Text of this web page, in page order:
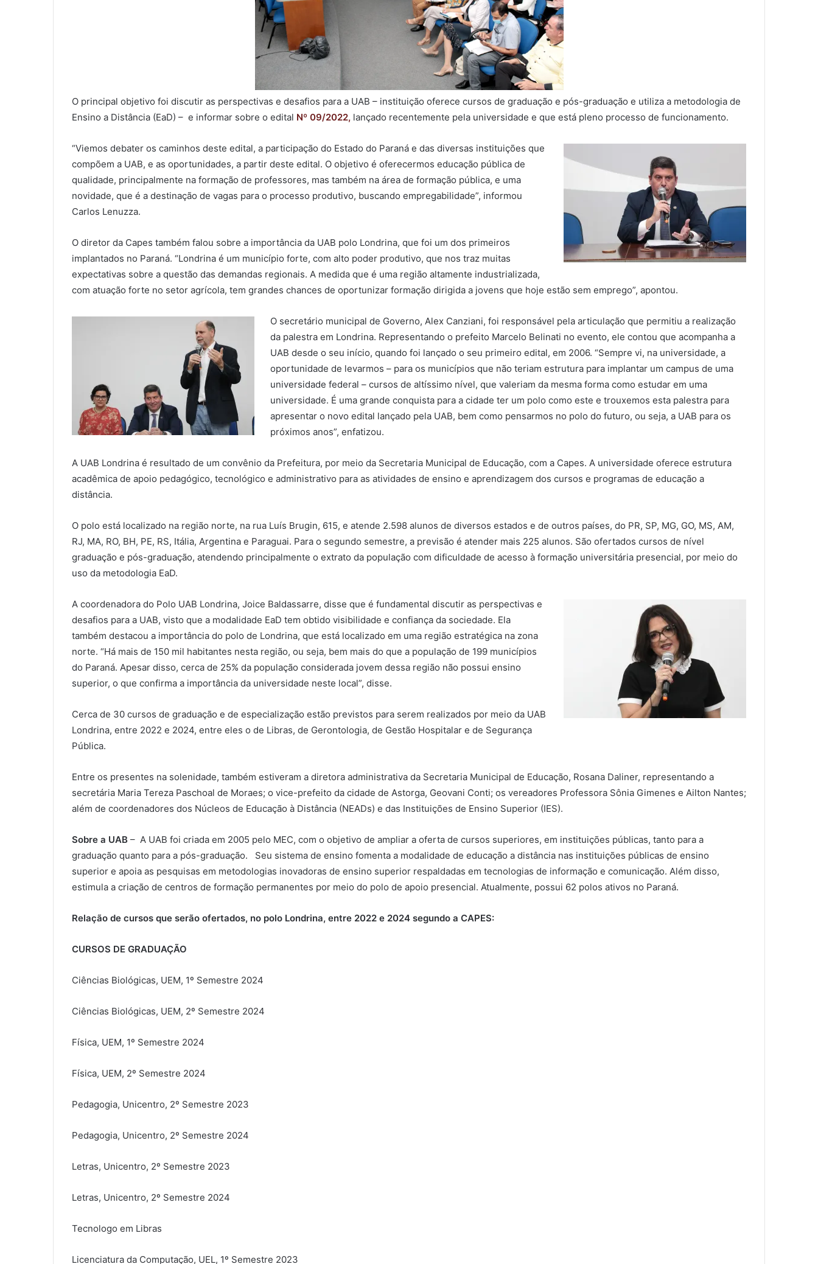
O principal objetivo foi discutir as perspectivas e desafios para a UAB – instituição oferece cursos de graduação e pós-graduação e utiliza a metodologia de
Ensino a Distância (EaD) – e informar sobre o edital Nº 09/2022, lançado recentemente pela universidade e que está pleno processo de funcionamento.
“Viemos debater os caminhos deste edital, a participação do Estado do Paraná e das diversas instituições que
compõem a UAB, e as oportunidades, a partir deste edital. O objetivo é oferecermos educação pública de
qualidade, principalmente na formação de professores, mas também na área de formação pública, e uma
novidade, que é a destinação de vagas para o processo produtivo, buscando empregabilidade”, informou
Carlos Lenuzza.
O diretor da Capes também falou sobre a importância da UAB polo Londrina, que foi um dos primeiros
implantados no Paraná. “Londrina é um município forte, com alto poder produtivo, que nos traz muitas
expectativas sobre a questão das demandas regionais. A medida que é uma região altamente industrializada,
com atuação forte no setor agrícola, tem grandes chances de oportunizar formação dirigida a jovens que hoje estão sem emprego”, apontou.
O secretário municipal de Governo, Alex Canziani, foi responsável pela articulação que permitiu a realização
da palestra em Londrina. Representando o prefeito Marcelo Belinati no evento, ele contou que acompanha a
UAB desde o seu início, quando foi lançado o seu primeiro edital, em 2006. “Sempre vi, na universidade, a
oportunidade de levarmos – para os municípios que não teriam estrutura para implantar um campus de uma
universidade federal – cursos de altíssimo nível, que valeriam da mesma forma como estudar em uma
universidade. É uma grande conquista para a cidade ter um polo como este e trouxemos esta palestra para
apresentar o novo edital lançado pela UAB, bem como pensarmos no polo do futuro, ou seja, a UAB para os
próximos anos”, enfatizou.
A UAB Londrina é resultado de um convênio da Prefeitura, por meio da Secretaria Municipal de Educação, com a Capes. A universidade oferece estrutura
acadêmica de apoio pedagógico, tecnológico e administrativo para as atividades de ensino e aprendizagem dos cursos e programas de educação a
distância.
O polo está localizado na região norte, na rua Luís Brugin, 615, e atende 2.598 alunos de diversos estados e de outros países, do PR, SP, MG, GO, MS, AM,
RJ, MA, RO, BH, PE, RS, Itália, Argentina e Paraguai. Para o segundo semestre, a previsão é atender mais 225 alunos. São ofertados cursos de nível
graduação e pós-graduação, atendendo principalmente o extrato da população com dificuldade de acesso à formação universitária presencial, por meio do
uso da metodologia EaD.
A coordenadora do Polo UAB Londrina, Joice Baldassarre, disse que é fundamental discutir as perspectivas e
desafios para a UAB, visto que a modalidade EaD tem obtido visibilidade e confiança da sociedade. Ela
também destacou a importância do polo de Londrina, que está localizado em uma região estratégica na zona
norte. “Há mais de 150 mil habitantes nesta região, ou seja, bem mais do que a população de 199 municípios
do Paraná. Apesar disso, cerca de 25% da população considerada jovem dessa região não possui ensino
superior, o que confirma a importância da universidade neste local”, disse.
Cerca de 30 cursos de graduação e de especialização estão previstos para serem realizados por meio da UAB
Londrina, entre 2022 e 2024, entre eles o de Libras, de Gerontologia, de Gestão Hospitalar e de Segurança
Pública.
Entre os presentes na solenidade, também estiveram a diretora administrativa da Secretaria Municipal de Educação, Rosana Daliner, representando a
secretária Maria Tereza Paschoal de Moraes; o vice-prefeito da cidade de Astorga, Geovani Conti; os vereadores Professora Sônia Gimenes e Ailton Nantes;
além de coordenadores dos Núcleos de Educação à Distância (NEADs) e das Instituições de Ensino Superior (IES).
Sobre a UAB – A UAB foi criada em 2005 pelo MEC, com o objetivo de ampliar a oferta de cursos superiores, em instituições públicas, tanto para a
graduação quanto para a pós-graduação. Seu sistema de ensino fomenta a modalidade de educação a distância nas instituições públicas de ensino
superior e apoia as pesquisas em metodologias inovadoras de ensino superior respaldadas em tecnologias de informação e comunicação. Além disso,
estimula a criação de centros de formação permanentes por meio do polo de apoio presencial. Atualmente, possui 62 polos ativos no Paraná.
Relação de cursos que serão ofertados, no polo Londrina, entre 2022 e 2024 segundo a CAPES:
CURSOS DE GRADUAÇÃO
Ciências Biológicas, UEM, 1º Semestre 2024
Ciências Biológicas, UEM, 2º Semestre 2024
Física, UEM, 1º Semestre 2024
Física, UEM, 2º Semestre 2024
Pedagogia, Unicentro, 2º Semestre 2023
Pedagogia, Unicentro, 2º Semestre 2024
Letras, Unicentro, 2º Semestre 2023
Letras, Unicentro, 2º Semestre 2024
Tecnologo em Libras
Licenciatura da Computação, UEL, 1º Semestre 2023